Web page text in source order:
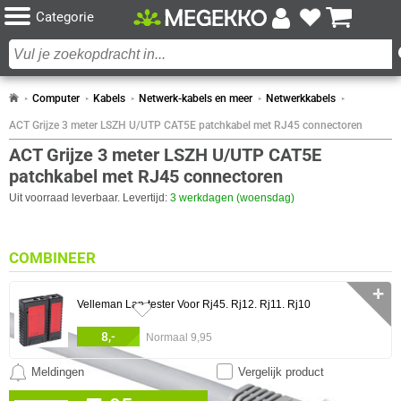
Categorie
Computer Kabels Netwerk-kabels en meer Netwerkkabels
ACT Grijze 3 meter LSZH U/UTP CAT5E patchkabel met RJ45 connectoren
ACT Grijze 3 meter LSZH U/UTP CAT5E
patchkabel met RJ45 connectoren
Uit voorraad leverbaar. Levertijd: 3 werkdagen (woensdag)
Vergelijk product
Meldingen
COMBINEER
Velleman Lan-tester Voor Rj45. Rj12. Rj11. Rj10
8,- Normaal 9,95
✛
0 artikelen geselecteerd